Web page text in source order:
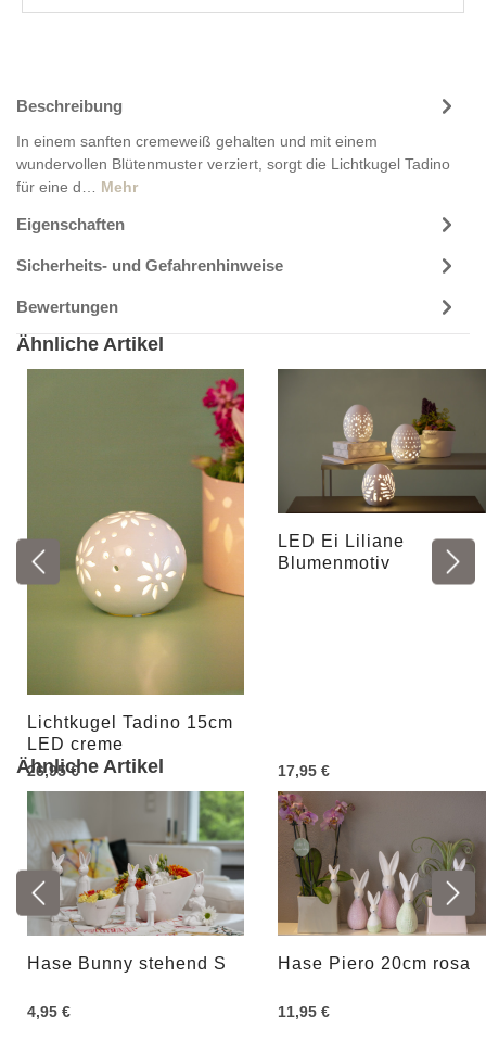
Beschreibung
In einem sanften cremeweiß gehalten und mit einem
wundervollen Blütenmuster verziert, sorgt die Lichtkugel Tadino
für eine d… Mehr
Eigenschaften
Sicherheits- und Gefahrenhinweise
Bewertungen
Ähnliche Artikel
Lichtkugel Tadino 15cm
LED creme
26,95 €
LED Ei Liliane
Blumenmotiv
17,95 €
Ähnliche Artikel
Hase Bunny stehend S
4,95 €
Hase Piero 20cm rosa
11,95 €